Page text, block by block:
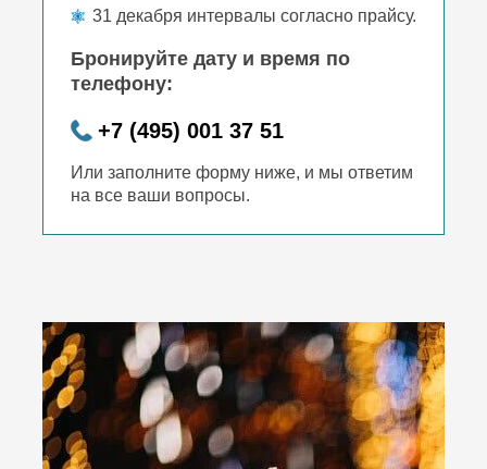
31 декабря интервалы согласно прайсу.
Бронируйте дату и время по
телефону:
+7 (495) 001 37 51
Или заполните форму ниже, и мы ответим
на все ваши вопросы.